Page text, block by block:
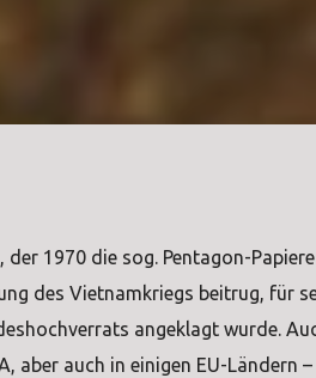
1970 die sog. Pentagon-
des Vietnamkriegs beitrug, für
angeklagt wurde.
aber auch in einigen EU-Ländern –